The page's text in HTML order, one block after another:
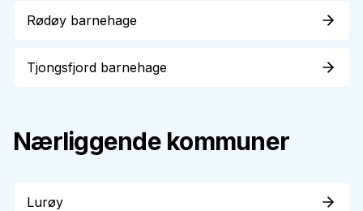
Rødøy barnehage
Tjongsfjord barnehage
Nærliggende kommuner
Lurøy